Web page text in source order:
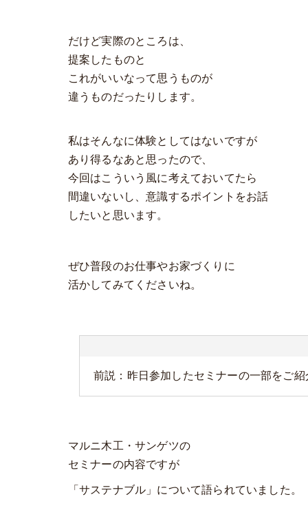
だけど実際のところは、
提案したものと
これがいいなって思うものが
違うものだったりします。
私はそんなに体験としてはないですが
あり得るなあと思ったので、
今回はこういう風に考えておいてたら
間違いないし、意識するポイントをお話
したいと思います。
ぜひ普段のお仕事やお家づくりに
活かしてみてくださいね。
前説：昨日参加したセミナーの一部をご
マルニ木工・サンゲツの
セミナーの内容ですが
「サステナブル」について語られていました。